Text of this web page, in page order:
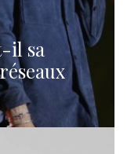
il sa